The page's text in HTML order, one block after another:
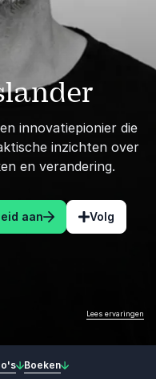
innovatiepionier die
inzichten over
en verandering.
aan Volg
Lees ervaringen
Boeken